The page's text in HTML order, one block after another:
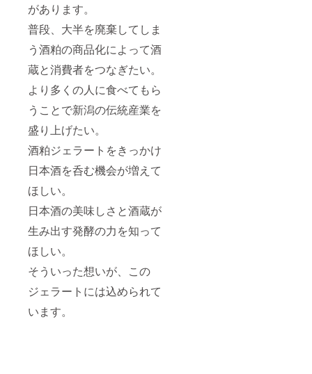
があります。
普段、大半を廃棄してしま
う酒粕の商品化によって酒
蔵と消費者をつなぎたい。
より多くの人に食べてもら
うことで新潟の伝統産業を
盛り上げたい。
酒粕ジェラートをきっかけ
日本酒を呑む機会が増えて
ほしい。
日本酒の美味しさと酒蔵が
生み出す発酵の力を知って
ほしい。
そういった想いが、この
ジェラートには込められて
います。